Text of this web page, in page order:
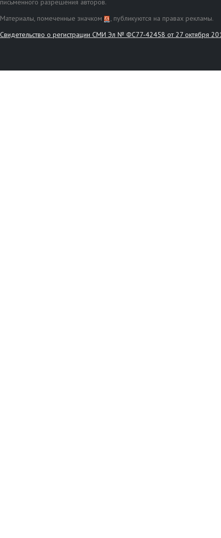
письменного разрешения авторов.
Материалы, помеченные значком
, публикуются на правах рекламы.
Свидетельство о регистрации СМИ Эл № ФС77-42458 от 27 октября